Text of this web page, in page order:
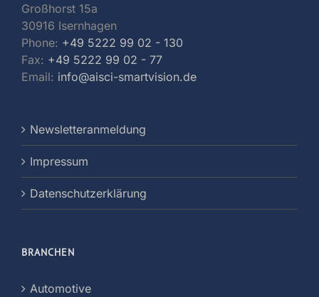
Großhorst 15a
30916 Isernhagen
Phone: +49 5222 99 02 - 130
Fax: +49 5222 99 02 - 77
Email: info@aisci-smartvision.de
Newsletteranmeldung
Impressum
Datenschutzerklärung
BRANCHEN
Automotive